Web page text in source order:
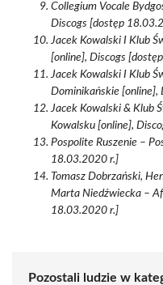
Collegium Vocale
Discogs [dostęp
Jacek Kowalski I Klub
[online], Discogs
Jacek Kowalski I Klub
Dominikańskie [online],
Jacek Kowalski & Klub
Kowalsku [online],
Pospolite Ruszenie –
18.03.2020 r.]
Tomasz Dobrzański,
Marta Niedźwiecka –
18.03.2020 r.]
Pozostali ludzie w